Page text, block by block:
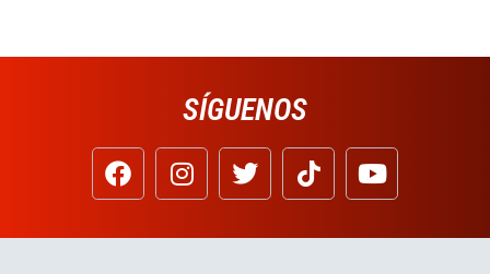
SÍGUENOS